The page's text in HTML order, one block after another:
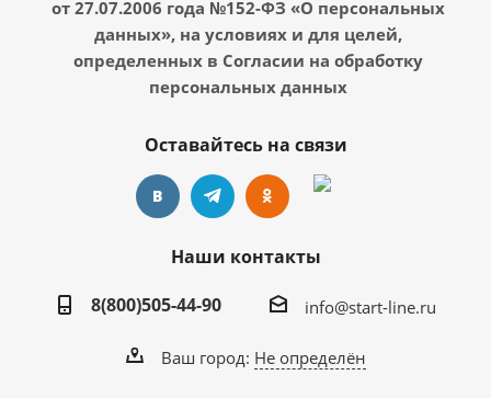
от 27.07.2006 года №152-ФЗ «О персональных
данных», на условиях и для целей,
определенных в Согласии на обработку
персональных данных
Оставайтесь на связи
Наши контакты
8(800)505-44-90
info@start-line.ru
Ваш город: Не определён